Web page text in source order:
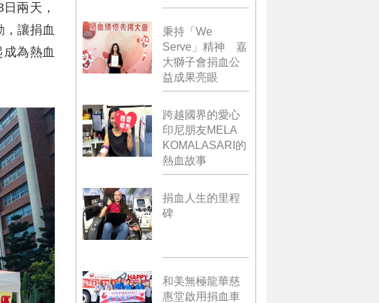
兩天，
讓捐血
為熱血
秉持「We
Serve」精神 嘉
大獅子會捐血公
益成果亮眼
跨越國界的愛心
印尼朋友MELA
KOMALASARI的
熱血故事
捐血人生的里程
碑
和美無極龍華慈
惠堂啟用捐血車